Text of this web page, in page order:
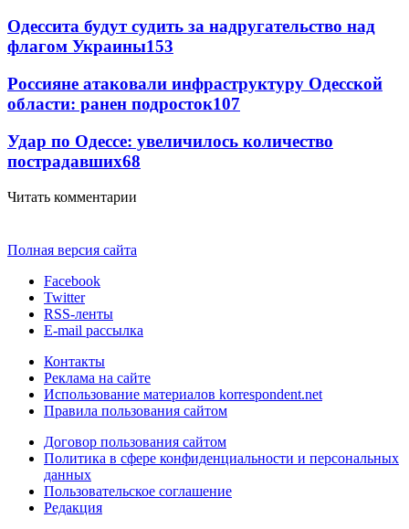
Одессита будут судить за надругательство над
флагом Украины153
Россияне атаковали инфраструктуру Одесской
области: ранен подросток107
Удар по Одессе: увеличилось количество
пострадавших68
Читать комментарии
Полная версия сайта
Facebook
Twitter
RSS-ленты
E-mail рассылка
Контакты
Реклама на сайте
Использование материалов korrespondent.net
Правила пользования сайтом
Договор пользования сайтом
Политика в сфере конфиденциальности и персональных
данных
Пользовательское соглашение
Редакция